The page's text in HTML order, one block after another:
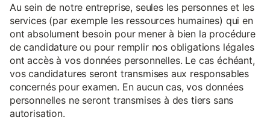
Au sein de notre entreprise, seules les personnes et les
services (par exemple les ressources humaines) qui en
ont absolument besoin pour mener à bien la procédure
de candidature ou pour remplir nos obligations légales
ont accès à vos données personnelles. Le cas échéant,
vos candidatures seront transmises aux responsables
concernés pour examen. En aucun cas, vos données
personnelles ne seront transmises à des tiers sans
autorisation.